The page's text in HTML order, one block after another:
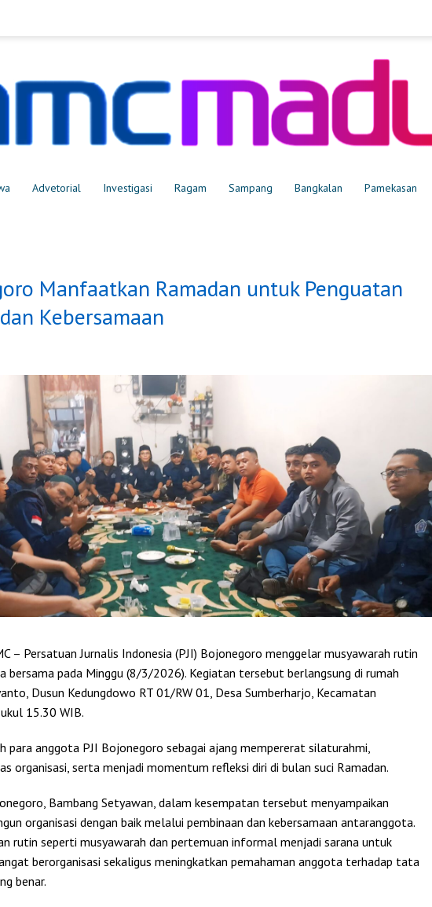
Advetorial Investigasi Ragam Sampang Bangkalan Pamekasan
Manfaatkan Ramadan untuk Penguatan
Kebersamaan
– Persatuan Jurnalis Indonesia (PJI) Bojonegoro menggelar musyawarah rutin
bersama pada Minggu (8/3/2026). Kegiatan tersebut berlangsung di rumah
Dusun Kedungdowo RT 01/RW 01, Desa Sumberharjo, Kecamatan
15.30 WIB.
para anggota PJI Bojonegoro sebagai ajang mempererat silaturahmi,
organisasi, serta menjadi momentum refleksi diri di bulan suci Ramadan.
Bambang Setyawan, dalam kesempatan tersebut menyampaikan
organisasi dengan baik melalui pembinaan dan kebersamaan antaranggota.
rutin seperti musyawarah dan pertemuan informal menjadi sarana untuk
berorganisasi sekaligus meningkatkan pemahaman anggota terhadap tata
benar.